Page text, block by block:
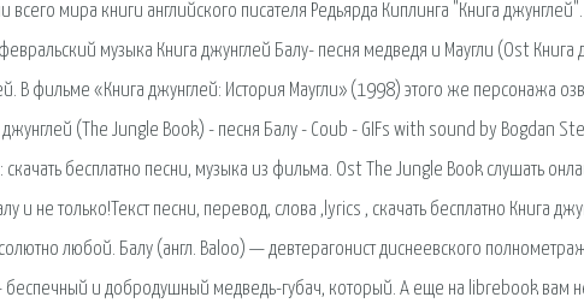
мира книги английского писателя Редьярда Киплинга "Книга
музыка Книга джунглей Балу- песня медведя и Маугли (Ost
В фильме «Книга джунглей: История Маугли» (1998) этого же персонажа
(The Jungle Book) - песня Балу - Coub - GIFs with sound by Bogdan
скачать бесплатно песни, музыка из фильма. Ost The Jungle Book слушать
и не только!Текст песни, перевод, слова ,lyrics , скачать бесплатно Книга
любой. Балу (англ. Baloo) — девтерагонист диснеевского
и добродушный медведь-губач, который. А еще на librebook вам не